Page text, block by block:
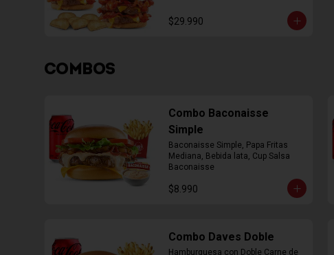
$29.990
COMBOS
Combo Baconaisse
Simple
Baconaisse Simple, Papa Fritas
Mediana, Bebida lata, Cup Salsa
Baconaisse
$8.990
Combo Daves Doble
Hamburguesa con Doble Carne de